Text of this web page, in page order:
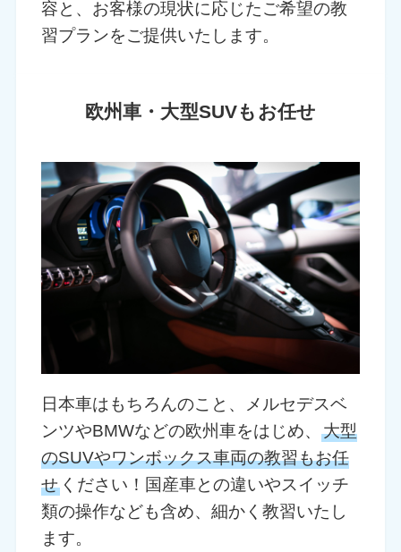
容と、お客様の現状に応じたご希望の教
習プランをご提供いたします。
欧州車・大型SUVもお任せ
日本車はもちろんのこと、メルセデスベ
ンツやBMWなどの欧州車をはじめ、大型
のSUVやワンボックス車両の教習もお任
せ ください！国産車との違いやスイッチ
類の操作なども含め、細かく教習いたし
ます。